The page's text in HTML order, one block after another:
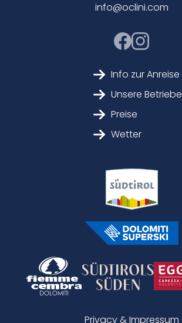
info@oclini.com
Info zur Anreise
Unsere Betriebe
Preise
Wetter
Privacy & Impressum